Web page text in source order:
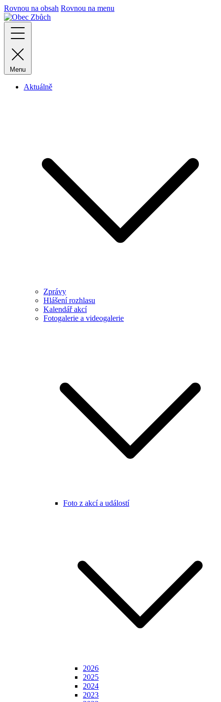
Rovnou na obsah Rovnou na menu
Menu
Aktuálně
Zprávy
Hlášení rozhlasu
Kalendář akcí
Fotogalerie a videogalerie
Foto z akcí a událostí
2026
2025
2024
2023